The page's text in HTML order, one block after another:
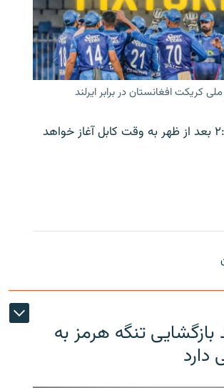
کریکت افغانستان در برابر ایرلند
این بازی ساعت ۲:۱۵ بعد از ظهر به وقت کابل آغاز خواهد
بازگشایی تنگه هرمز به
دارد